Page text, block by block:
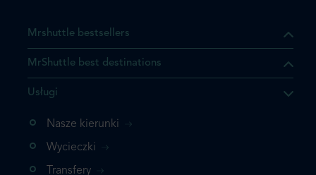
którego szukasz jest już
nie chcesz dodawać go
Mrshuttle bestsellers
MrShuttle best destinations
Usługi
Nasze kierunki
Wycieczki
Transfery